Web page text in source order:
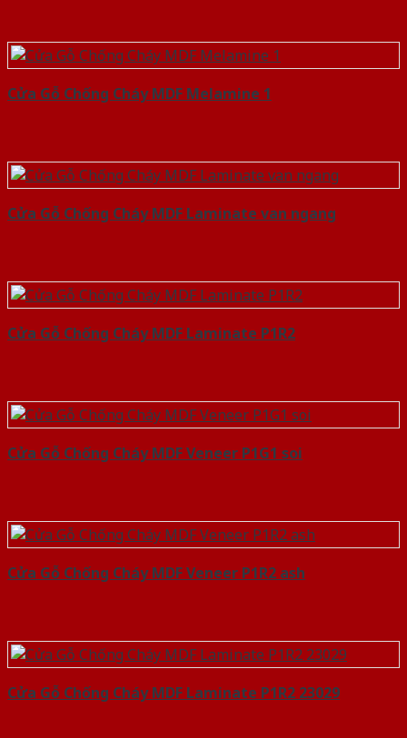
Cửa Gỗ Chống Cháy MDF Melamine 1
Cửa Gỗ Chống Cháy MDF Laminate van ngang
Cửa Gỗ Chống Cháy MDF Laminate P1R2
Cửa Gỗ Chống Cháy MDF Veneer P1G1 soi
Cửa Gỗ Chống Cháy MDF Veneer P1R2 ash
Cửa Gỗ Chống Cháy MDF Laminate P1R2 23029